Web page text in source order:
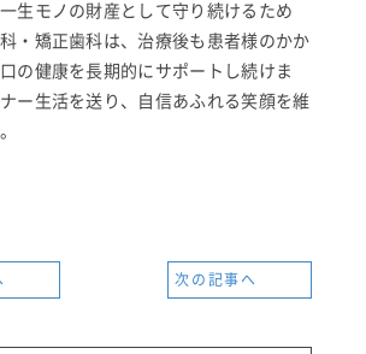
生モノの財産として守り続けるため
・矯正歯科は、治療後も患者様のかか
の健康を長期的にサポートし続けま
ー生活を送り、自信あふれる笑顔を維
次の記事へ